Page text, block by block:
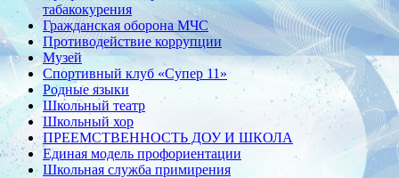
табакокурения
Гражданская оборона МЧС
Противодействие коррупции
Музей
Спортивный клуб «Супер 11»
Родные языки
Школьный театр
Школьный хор
ПРЕЕМСТВЕННОСТЬ ДОУ И ШКОЛА
Единая модель профориентации
Школьная служба примирения